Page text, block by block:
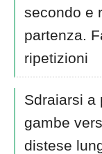
secondo e
partenza.
ripetizioni
Sdraiarsi a
gambe
distese